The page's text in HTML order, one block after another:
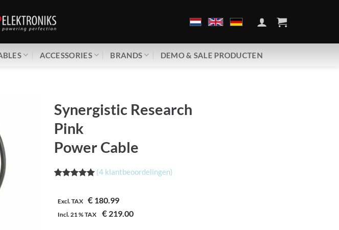
ACCESSORIES BRANDS DEMO & SALE PRODUCTEN
Synergistic Research
Pink
Power Cable
gebaseerd
klantbeoordelingen
(4 klantbeoordelingen)
Excl. TAX €180.99
Incl.21 %TAX €219.00